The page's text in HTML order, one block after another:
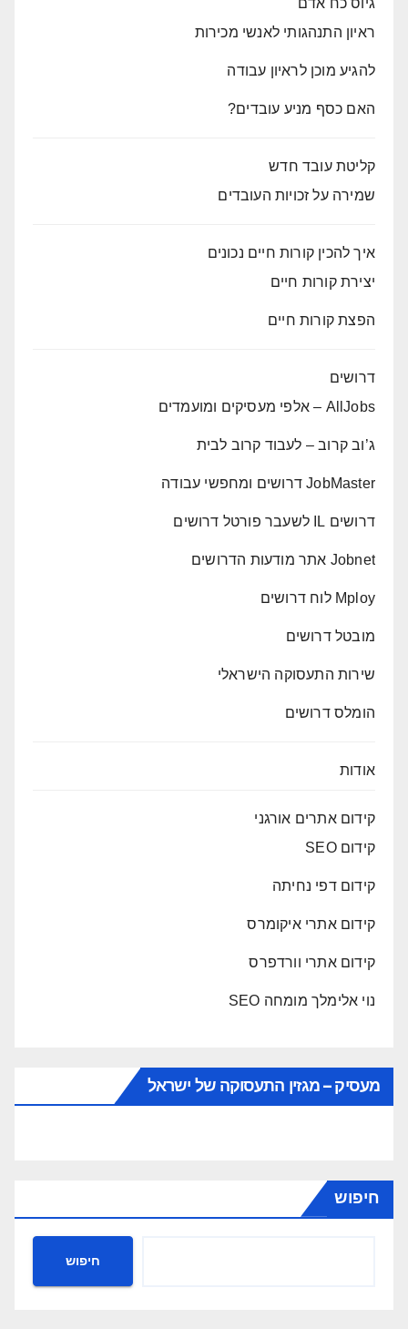
ראיון התנהגותי לאנשי מכירות
להגיע מוכן לראיון עבודה
האם כסף מניע עובדים?
קליטת עובד חדש
שמירה על זכויות העובדים
איך להכין קורות חיים נכונים
יצירת קורות חיים
הפצת קורות חיים
דרושים
AllJobs – אלפי מעסיקים ומועמדים
ג’וב קרוב – לעבוד קרוב לבית
JobMaster דרושים ומחפשי עבודה
דרושים IL לשעבר פורטל דרושים
Jobnet אתר מודעות הדרושים
Mploy לוח דרושים
מובטל דרושים
שירות התעסוקה הישראלי
הומלס דרושים
אודות
קידום אתרים אורגני
קידום SEO
קידום דפי נחיתה
קידום אתרי איקומרס
קידום אתרי וורדפרס
נוי אלימלך מומחה SEO
מעסיק – מגזין התעסוקה של ישראל
חיפוש
חיפוש